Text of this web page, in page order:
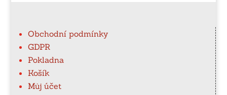
Obchodní podmínky
GDPR
Pokladna
Košík
Můj účet